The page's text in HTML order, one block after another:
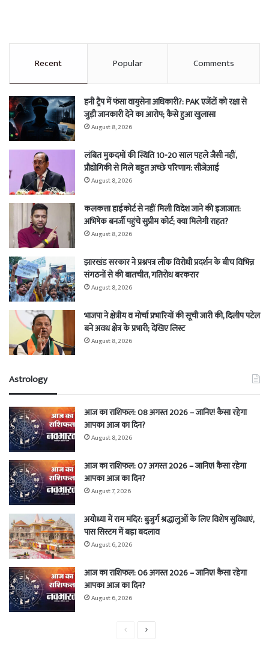
Recent Popular Comments
हनी ट्रैप में फंसा वायुसेना अधिकारी?: PAK एजेंटों को रक्षा से
जुड़ी जानकारी देने का आरोप; कैसे हुआ खुलासा
August 8, 2026
लंबित मुकदमों की स्थिति 10-20 साल पहले जैसी नहीं,
प्रौद्योगिकी से मिले बहुत अच्छे परिणाम: सीजेआई
August 8, 2026
कलकत्ता हाईकोर्ट से नहीं मिली विदेश जाने की इजाजात:
अभिषेक बनर्जी पहुंचे सुप्रीम कोर्ट; क्या मिलेगी राहत?
August 8, 2026
झारखंड सरकार ने प्रश्नपत्र लीक विरोधी प्रदर्शन के बीच विभिन्न
संगठनों से की बातचीत, गतिरोध बरकरार
August 8, 2026
भाजपा ने क्षेत्रीय व मोर्चा प्रभारियों की सूची जारी की, दिलीप पटेल
बने अवध क्षेत्र के प्रभारी; देखिए लिस्ट
August 8, 2026
Astrology
आज का राशिफल: 08 अगस्त 2026 – जानिए! कैसा रहेगा
आपका आज का दिन?
August 8, 2026
आज का राशिफल: 07 अगस्त 2026 – जानिए! कैसा रहेगा
आपका आज का दिन?
August 7, 2026
अयोध्या में राम मंदिर: बुजुर्ग श्रद्धालुओं के लिए विशेष सुविधाएं,
पास सिस्टम में बड़ा बदलाव
August 6, 2026
आज का राशिफल: 06 अगस्त 2026 – जानिए! कैसा रहेगा
आपका आज का दिन?
August 6, 2026
PreviousNext